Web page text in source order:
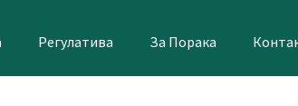
Регулатива За Порака